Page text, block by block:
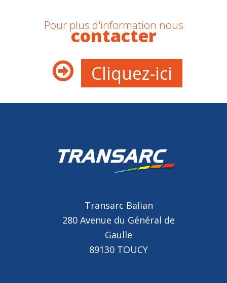
Pour plus d'information nous
contacter
Cliquez-ici
Transarc Balian
280 Avenue du Général de
Gaulle
89130 TOUCY